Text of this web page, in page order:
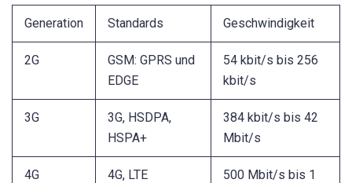
Generation Standards Geschwindigkeit
2G
GSM: GPRS und
EDGE
54 kbit/s bis 256
kbit/s
3G
3G, HSDPA,
HSPA+
384 kbit/s bis 42
Mbit/s
4G 4G, LTE
500 Mbit/s bis 1